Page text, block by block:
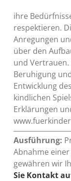
ihre
respektieren.
Anregungen
über den
und Vertrauen.
Beruhigung
Entwicklung
kindlichen
Erklärungen
Ausführung:
Abnahme
gewähren wir
Sie Kontakt